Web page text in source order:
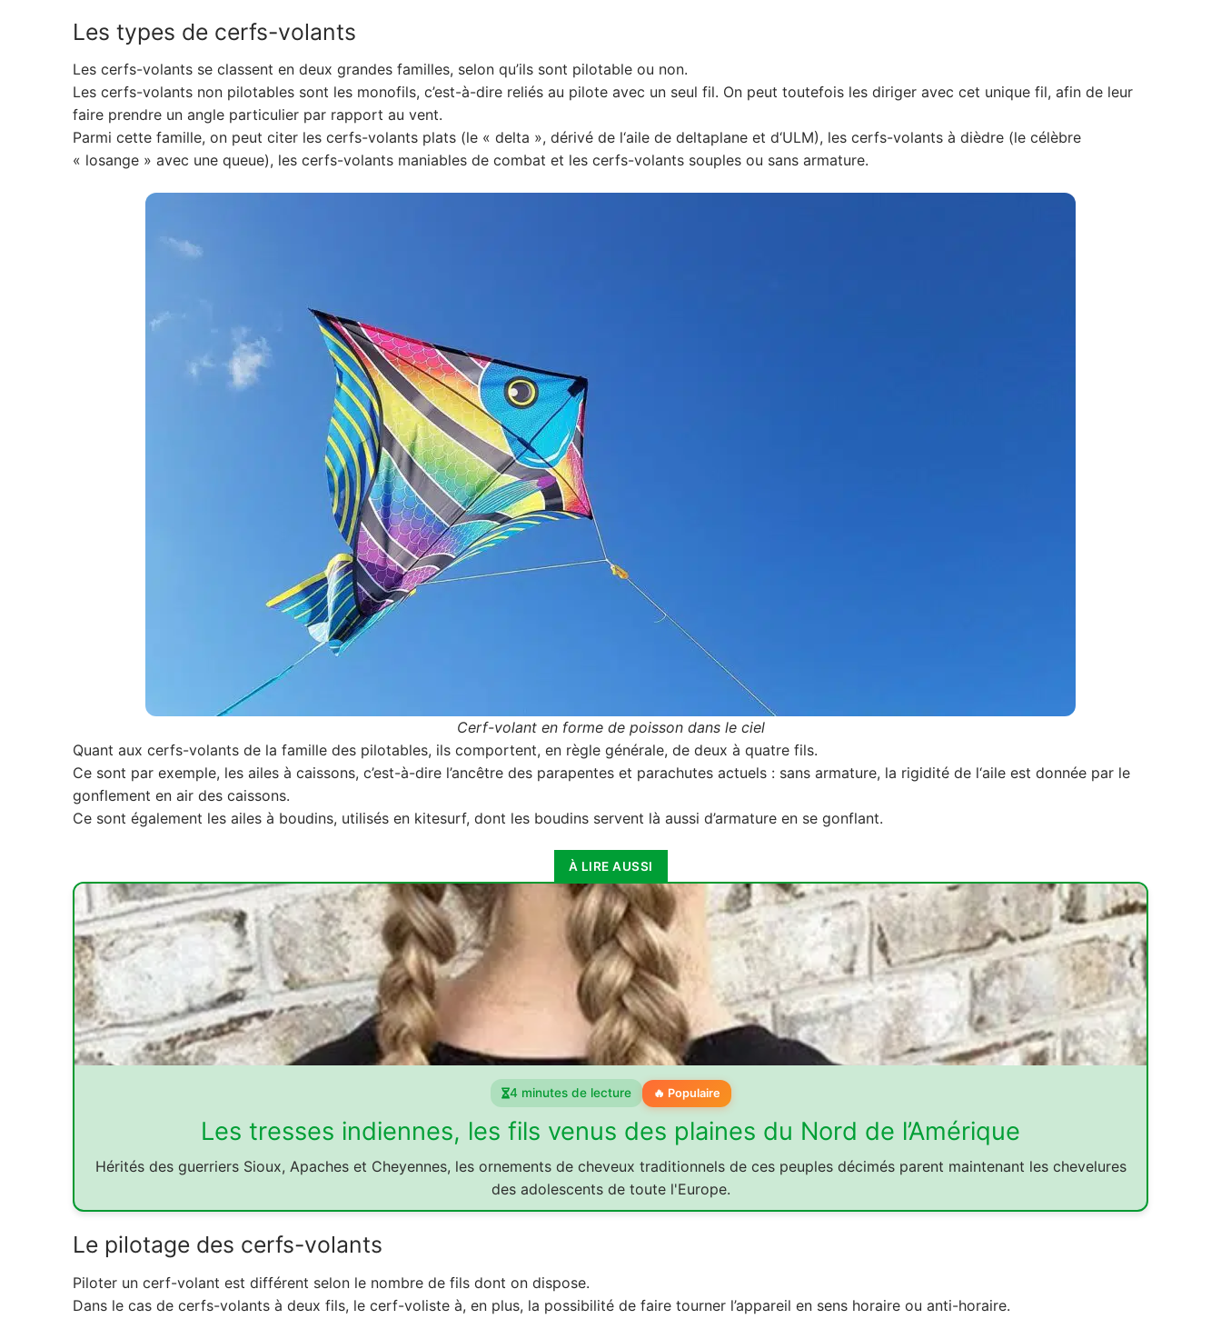
7. Pour quel budget ?
Les types de cerfs-volants
Les cerfs-volants se classent en deux grandes familles, selon qu’ils sont pilotable ou non.
Les cerfs-volants non pilotables sont les monofils, c’est-à-dire reliés au pilote avec un seul fil. On peut toutefois les diriger avec cet unique fil, afin de leur
faire prendre un angle particulier par rapport au vent.
Parmi cette famille, on peut citer les cerfs-volants plats (le « delta », dérivé de l‘aile de deltaplane et d‘ULM), les cerfs-volants à dièdre (le célèbre
« losange » avec une queue), les cerfs-volants maniables de combat et les cerfs-volants souples ou sans armature.
Cerf-volant en forme de poisson dans le ciel
Quant aux cerfs-volants de la famille des pilotables, ils comportent, en règle générale, de deux à quatre fils.
Ce sont par exemple, les ailes à caissons, c’est-à-dire l’ancêtre des parapentes et parachutes actuels : sans armature, la rigidité de l‘aile est donnée par le
gonflement en air des caissons.
Ce sont également les ailes à boudins, utilisés en kitesurf, dont les boudins servent là aussi d’armature en se gonflant.
À LIRE AUSSI
4 minutes de lecture 🔥 Populaire
Les tresses indiennes, les fils venus des plaines du Nord de l’Amérique
Hérités des guerriers Sioux, Apaches et Cheyennes, les ornements de cheveux traditionnels de ces peuples décimés parent maintenant les chevelures
des adolescents de toute l'Europe.
Le pilotage des cerfs-volants
Piloter un cerf-volant est différent selon le nombre de fils dont on dispose.
Dans le cas de cerfs-volants à deux fils, le cerf-voliste à, en plus, la possibilité de faire tourner l’appareil en sens horaire ou anti-horaire.